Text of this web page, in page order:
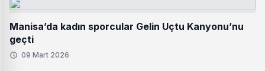
Manisa’da kadın sporcular Gelin Uçtu Kanyonu’nu
geçti
09 Mart 2026